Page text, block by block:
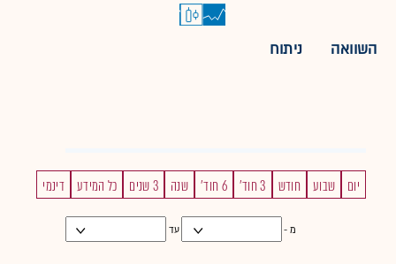
השוואה ניתוח
יום שבוע חודש 3 חוד' 6 חוד' שנה 3 שנים כל המידע דינמי
מ - עד